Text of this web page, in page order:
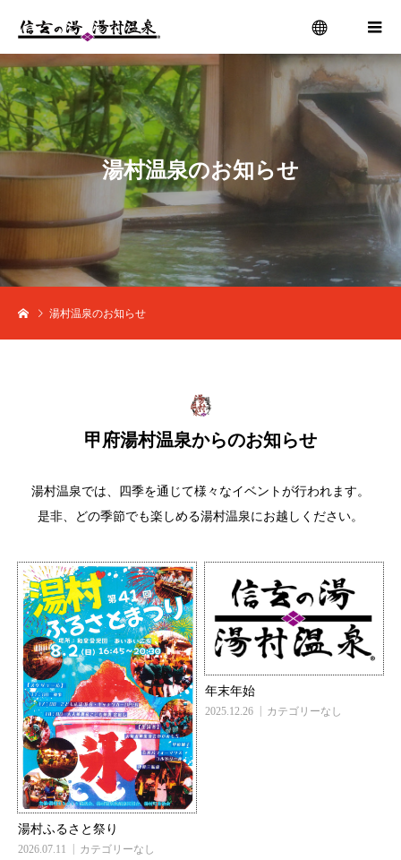
menu
湯村温泉のお知らせ
湯村温泉のお知らせ
甲府湯村温泉からのお知らせ
湯村温泉では、四季を通じて様々なイベントが行われます。
是非、どの季節でも楽しめる湯村温泉にお越しください。
湯村ふるさと祭り
2026.07.11 カテゴリーなし
年末年始
2025.12.26 カテゴリーなし